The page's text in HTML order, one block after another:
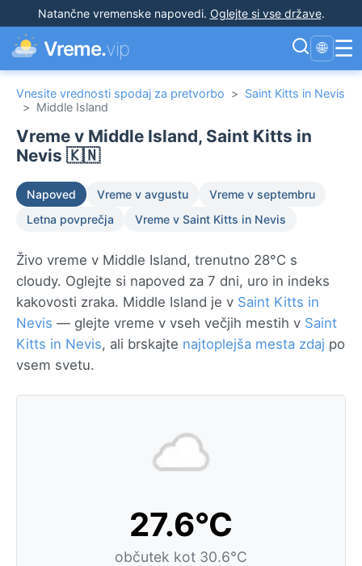
Natančne vremenske napovedi. Oglejte si vse države.
Vreme.vip 🌐 ☰
Vnesite vrednosti spodaj za pretvorbo > Saint Kitts in Nevis
> Middle Island
Vreme v Middle Island, Saint Kitts in
Nevis 🇰🇳
Napoved Vreme v avgustu
Vreme v septembru
Letna povprečja
Vreme v Saint Kitts in Nevis
Živo vreme v Middle Island, trenutno 28°C s
cloudy. Oglejte si napoved za 7 dni, uro in indeks
kakovosti zraka. Middle Island je v Saint Kitts in
Nevis — glejte vreme v vseh večjih mestih v Saint
Kitts in Nevis, ali brskajte najtoplejša mesta zdaj po
vsem svetu.
27.6°C
občutek kot 30.6°C